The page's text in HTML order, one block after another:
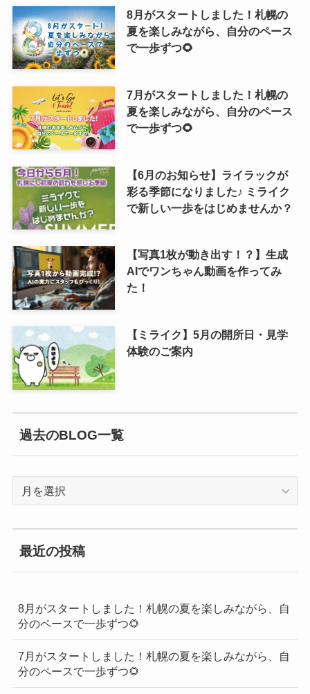
8月がスタートしました！札幌の
夏を楽しみながら、自分のペース
で一歩ずつ🌻
7月がスタートしました！札幌の
夏を楽しみながら、自分のペース
で一歩ずつ🌻
【6月のお知らせ】ライラックが
彩る季節になりました♪ ミライク
で新しい一歩をはじめませんか？
【写真1枚が動き出す！？】生成
AIでワンちゃん動画を作ってみ
た！
【ミライク】5月の開所日・見学
体験のご案内
過去のBLOG一覧
一
覧
最近の投稿
8月がスタートしました！札幌の夏を楽しみながら、自
分のペースで一歩ずつ🌻
7月がスタートしました！札幌の夏を楽しみながら、自
分のペースで一歩ずつ🌻